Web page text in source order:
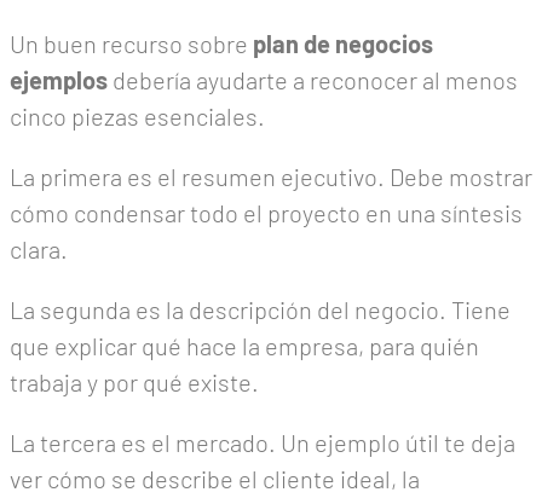
Un buen recurso sobre plan de negocios
ejemplos debería ayudarte a reconocer al menos
cinco piezas esenciales.
La primera es el resumen ejecutivo. Debe mostrar
cómo condensar todo el proyecto en una síntesis
clara.
La segunda es la descripción del negocio. Tiene
que explicar qué hace la empresa, para quién
trabaja y por qué existe.
La tercera es el mercado. Un ejemplo útil te deja
ver cómo se describe el cliente ideal, la